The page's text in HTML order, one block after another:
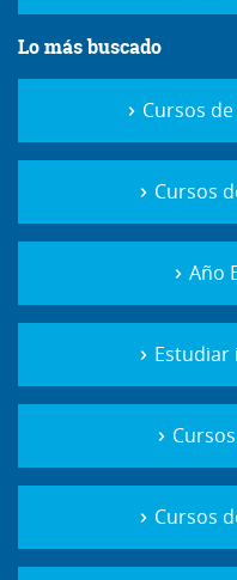
Lo más buscado
Cursos
Cursos
Año
Estudiar
Cursos